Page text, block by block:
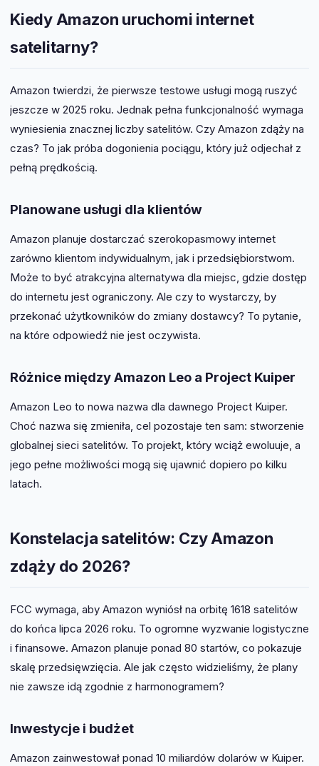
Kiedy Amazon uruchomi internet
satelitarny?
Amazon twierdzi, że pierwsze testowe usługi mogą ruszyć
jeszcze w 2025 roku. Jednak pełna funkcjonalność wymaga
wyniesienia znacznej liczby satelitów. Czy Amazon zdąży na
czas? To jak próba dogonienia pociągu, który już odjechał z
pełną prędkością.
Planowane usługi dla klientów
Amazon planuje dostarczać szerokopasmowy internet
zarówno klientom indywidualnym, jak i przedsiębiorstwom.
Może to być atrakcyjna alternatywa dla miejsc, gdzie dostęp
do internetu jest ograniczony. Ale czy to wystarczy, by
przekonać użytkowników do zmiany dostawcy? To pytanie,
na które odpowiedź nie jest oczywista.
Różnice między Amazon Leo a Project Kuiper
Amazon Leo to nowa nazwa dla dawnego Project Kuiper.
Choć nazwa się zmieniła, cel pozostaje ten sam: stworzenie
globalnej sieci satelitów. To projekt, który wciąż ewoluuje, a
jego pełne możliwości mogą się ujawnić dopiero po kilku
latach.
Konstelacja satelitów: Czy Amazon
zdąży do 2026?
FCC wymaga, aby Amazon wyniósł na orbitę 1618 satelitów
do końca lipca 2026 roku. To ogromne wyzwanie logistyczne
i finansowe. Amazon planuje ponad 80 startów, co pokazuje
skalę przedsięwzięcia. Ale jak często widzieliśmy, że plany
nie zawsze idą zgodnie z harmonogramem?
Inwestycje i budżet
Amazon zainwestował ponad 10 miliardów dolarów w Kuiper.